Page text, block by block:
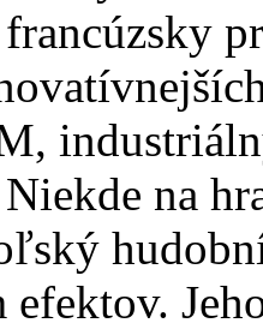
na